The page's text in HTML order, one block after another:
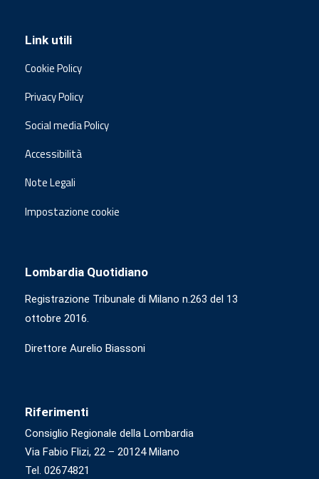
Link utili
Cookie Policy
Privacy Policy
Social media Policy
Accessibilità
Note Legali
Impostazione cookie
Lombardia Quotidiano
Registrazione Tribunale di Milano n.263 del 13
ottobre 2016.
Direttore Aurelio Biassoni
Riferimenti
Consiglio Regionale della Lombardia
Via Fabio Flizi, 22 – 20124 Milano
Tel. 02674821